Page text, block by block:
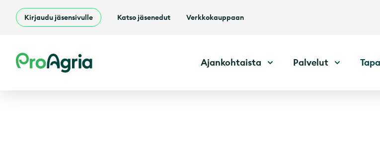
Kirjaudu jäsensivulle Katso jäsenedut Verkkokauppaan
ProAgria Ajankohtaista Palvelut